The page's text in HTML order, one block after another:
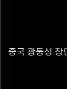
중국 광둥성 장